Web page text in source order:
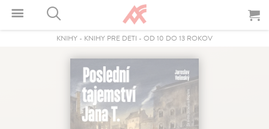
KNIHY - KNIHY PRE DETI - OD 10 DO 13 ROKOV